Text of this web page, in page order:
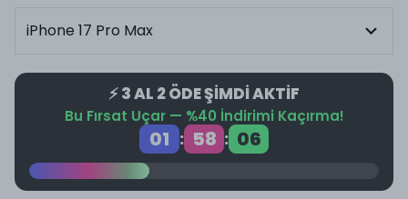
⚡ 3 AL 2 ÖDE ŞİMDİ AKTİF
Bu Fırsat Uçar — %40 İndirimi Kaçırma!
01 : 58 : 06